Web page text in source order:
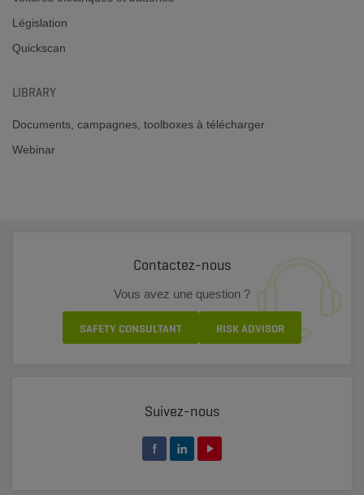
Législation
Quickscan
LIBRARY
Documents, campagnes, toolboxes à télécharger
Webinar
Contactez-nous
Vous avez une question ?
SAFETY CONSULTANT RISK ADVISOR
Suivez-nous